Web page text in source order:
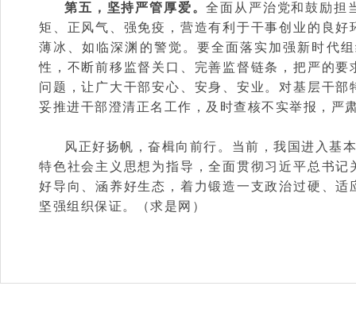
第五，坚持严管厚爱。全面从严治党和鼓励担
矩、正风气、强免疫，营造有利于干事创业的良
薄冰、如临深渊的警觉。要全面落实加强新时代
性，不断前移监督关口、完善监督链条，把严的
问题，让广大干部安心、安身、安业。对基层干
妥推进干部澄清正名工作，及时查核不实举报，严
风正好扬帆，奋楫向前行。当前，我国进入基
特色社会主义思想为指导，全面贯彻习近平总书
好导向、涵养好生态，着力锻造一支政治过硬、
坚强组织保证。（求是网）